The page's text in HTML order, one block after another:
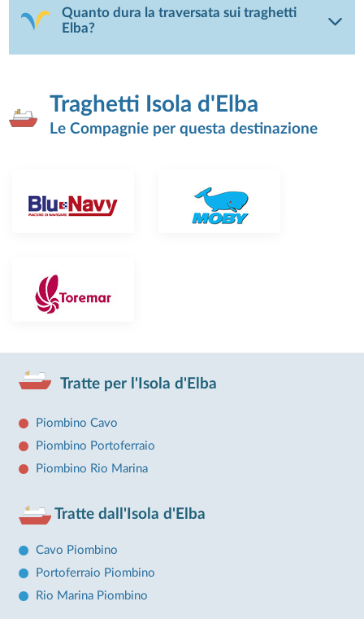
Quanto dura la traversata sui traghetti
Elba?
Traghetti Isola d'Elba
Le Compagnie per questa destinazione
Tratte per l'Isola d'Elba
Piombino Cavo
Piombino Portoferraio
Piombino Rio Marina
Tratte dall'Isola d'Elba
Cavo Piombino
Portoferraio Piombino
Rio Marina Piombino